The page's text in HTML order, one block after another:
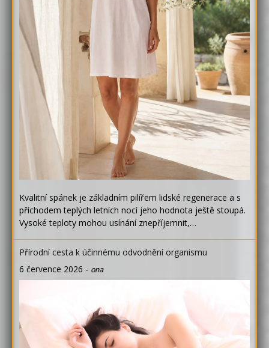
Kvalitní spánek je základním pilířem lidské regenerace a s
příchodem teplých letních nocí jeho hodnota ještě stoupá.
Vysoké teploty mohou usínání znepříjemnit,…
Přírodní cesta k účinnému odvodnění organismu
6 července 2026 - ona